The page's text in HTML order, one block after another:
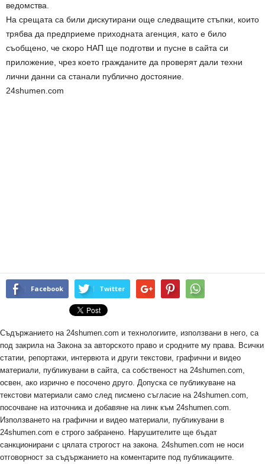
ведомства.
На срещата са били дискутирани още следващите стъпки, които
трябва да предприеме приходната агенция, като е било
съобщено, че скоро НАП ще подготви и пусне в сайта си
приложение, чрез което гражданите да проверят дали техни
лични данни са станали публично достояние.
24shumen.com
Facebook Twitter
Съдържанието на 24shumen.com и технологиите, използвани в него, са
под закрила на Закона за авторското право и сродните му права. Всички
статии, репортажи, интервюта и други текстови, графични и видео
материали, публикувани в сайта, са собственост на 24shumen.com,
освен, ако изрично е посочено друго. Допуска се публикуване на
текстови материали само след писмено съгласие на 24shumen.com,
посочване на източника и добавяне на линк към 24shumen.com.
Използването на графични и видео материали, публикувани в
24shumen.com е строго забранено. Нарушителите ще бъдат
санкционирани с цялата строгост на закона. 24shumen.com не носи
отговорност за съдържанието на коментарите под публикациите.